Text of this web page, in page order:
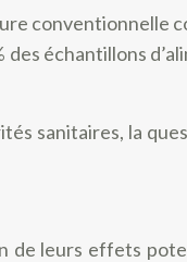
conventionnelle
des échantillons
sanitaires, la
de leurs effets